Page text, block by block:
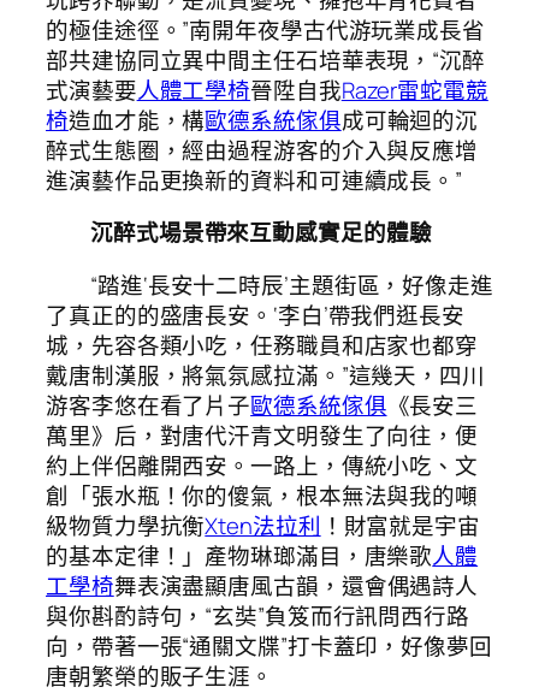
的極佳途徑。”南開年夜學古代游玩業成長省
部共建協同立異中間主任石培華表現，“沉醉
式演藝要人體工學椅晉陞自我Razer雷蛇電競
椅造血才能，構歐德系統傢俱成可輪迴的沉
醉式生態圈，經由過程游客的介入與反應增
進演藝作品更換新的資料和可連續成長。”
沉醉式場景帶來互動感實足的體驗
“踏進‘長安十二時辰’主題街區，好像走進
了真正的的盛唐長安。‘李白’帶我們逛長安
城，先容各類小吃，任務職員和店家也都穿
戴唐制漢服，將氣氛感拉滿。”這幾天，四川
游客李悠在看了片子歐德系統傢俱 《長安三
萬里》后，對唐代汗青文明發生了向往，便
約上伴侶離開西安。一路上，傳統小吃、文
創「張水瓶！你的傻氣，根本無法與我的噸
級物質力學抗衡Xten法拉利 ！財富就是宇宙
的基本定律！」產物琳瑯滿目，唐樂歌人體
工學椅舞表演盡顯唐風古韻，還會偶遇詩人
與你斟酌詩句，“玄奘”負笈而行訊問西行路
向，帶著一張“通關文牒”打卡蓋印，好像夢回
唐朝繁榮的販子生涯。